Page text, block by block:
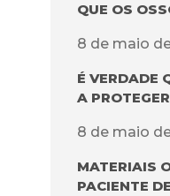
QUE OS
8 de maio
É VERDADE
A
8 de maio
MATERIAIS
PACIENTE